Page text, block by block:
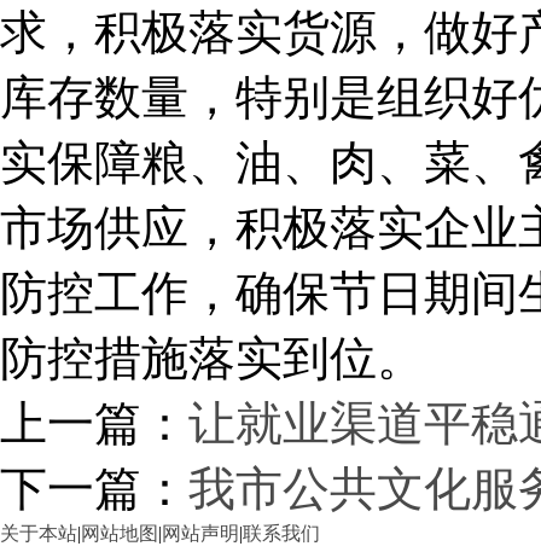
求，积极落实货源，做好
库存数量，特别是组织
实保障粮、油、肉、菜
市场供应，积极落实企业
防控工作，确保节日期
防控措施落实到位。
上一篇： 让就业渠道平稳
下一篇： 我市公共文化服
关于本站|网站地图 |网站声明|联系我们